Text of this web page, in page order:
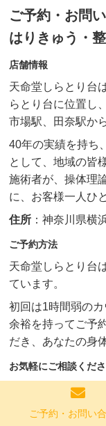
ご予約・お問
はりきゅう・
店舗情報
天命堂しらとり台
らとり台に位置し
市場駅、田奈駅か
40年の実績を持ち
として、地域の皆
施術者が、操体理
に、お客様一人ひ
住所 ：神奈川県横
ご予約方法
天命堂しらとり台
ています。
初回は1時間弱の
余裕を持ってご予
だき、あなたの身
お気軽にご相談くだ
身体の偏り、慢性
ご予約・お問い